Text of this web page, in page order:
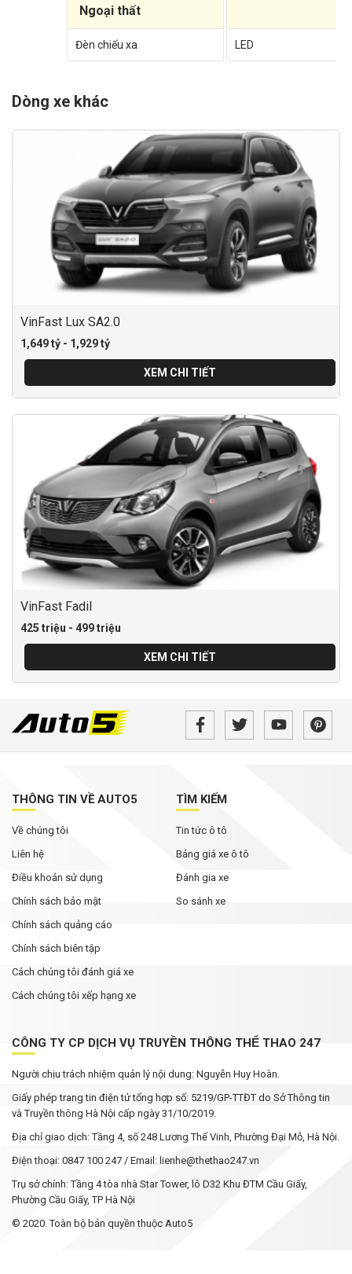
Ngoại thất
Đèn chiếu xa LED
Dòng xe khác
VinFast Lux SA2.0
1,649 tỷ - 1,929 tỷ
XEM CHI TIẾT
VinFast Fadil
425 triệu - 499 triệu
XEM CHI TIẾT
THÔNG TIN VỀ AUTO5
Về chúng tôi
Liên hệ
Điều khoản sử dụng
Chính sách bảo mật
Chính sách quảng cáo
Chính sách biên tập
Cách chúng tôi đánh giá xe
Cách chúng tôi xếp hạng xe
TÌM KIẾM
Tin tức ô tô
Bảng giá xe ô tô
Đánh gia xe
So sánh xe
CÔNG TY CP DỊCH VỤ TRUYỀN THÔNG THỂ THAO 247
Người chịu trách nhiệm quản lý nội dung: Nguyễn Huy Hoàn.
Giấy phép trang tin điện tử tổng hợp số: 5219/GP-TTĐT do Sở Thông tin
và Truyền thông Hà Nội cấp ngày 31/10/2019.
Địa chỉ giao dịch: Tầng 4, số 248 Lương Thế Vinh, Phường Đại Mỗ, Hà Nội.
Điện thoại: 0847 100 247 / Email: lienhe@thethao247.vn
Trụ sở chính: Tầng 4 tòa nhà Star Tower, lô D32 Khu ĐTM Cầu Giấy,
Phường Cầu Giấy, TP Hà Nội
© 2020. Toàn bộ bản quyền thuộc Auto5